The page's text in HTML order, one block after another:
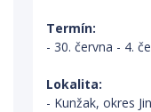
Termín:
- 30. června - 4.
Lokalita:
- Kunžak, okres